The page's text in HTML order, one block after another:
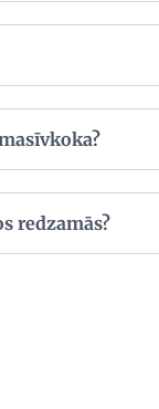
redzamās?